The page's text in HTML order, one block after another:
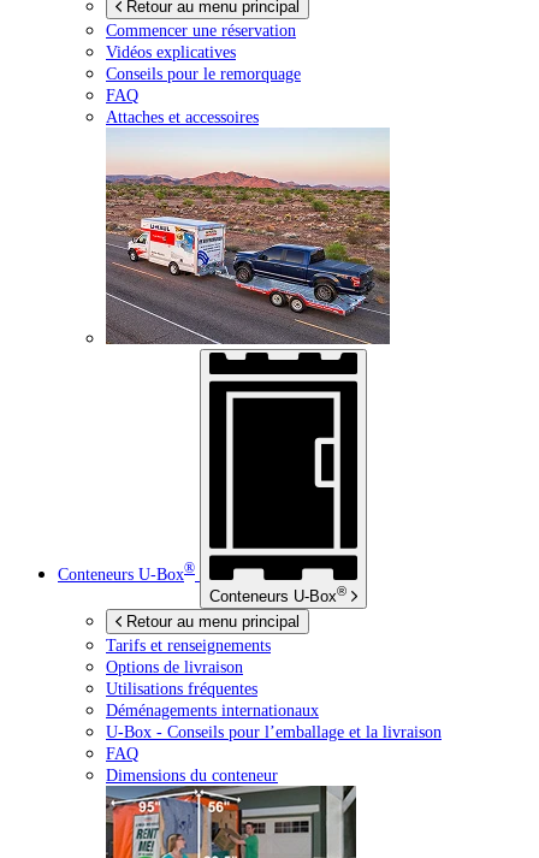
Retour au menu principal
Commencer une réservation
Vidéos explicatives
Conseils pour le remorquage
FAQ
Attaches et accessoires
Conteneurs U-Box®
Conteneurs U-Box®
Retour au menu principal
Tarifs et renseignements
Options de livraison
Utilisations fréquentes
Déménagements internationaux
U-Box - Conseils pour l’emballage et la livraison
FAQ
Dimensions du conteneur